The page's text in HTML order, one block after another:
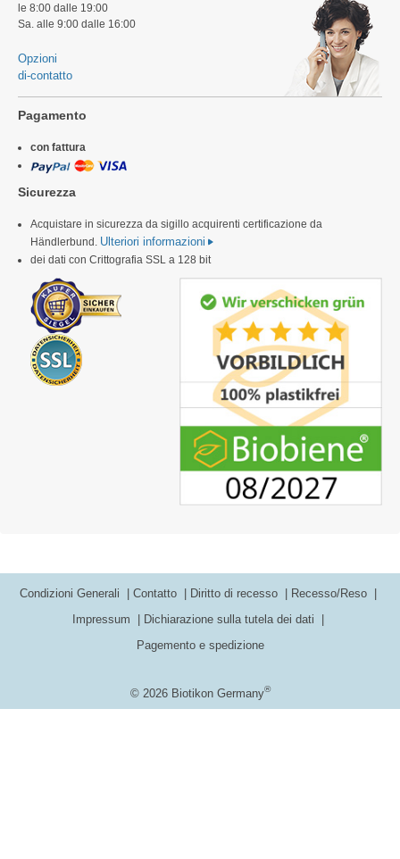
le 8:00 dalle 19:00
Sa. alle 9:00 dalle 16:00
Opzioni
di-contatto
Pagamento
con fattura
Sicurezza
Acquistare in sicurezza da sigillo acquirenti certificazione da
Händlerbund. Ulteriori informazioni
dei dati con Crittografia SSL a 128 bit
© 2026 Biotikon Germany®
Condizioni Generali Contatto Diritto di recesso
Recesso/Reso
Impressum
Dichiarazione sulla tutela dei dati
Pagemento e spedizione